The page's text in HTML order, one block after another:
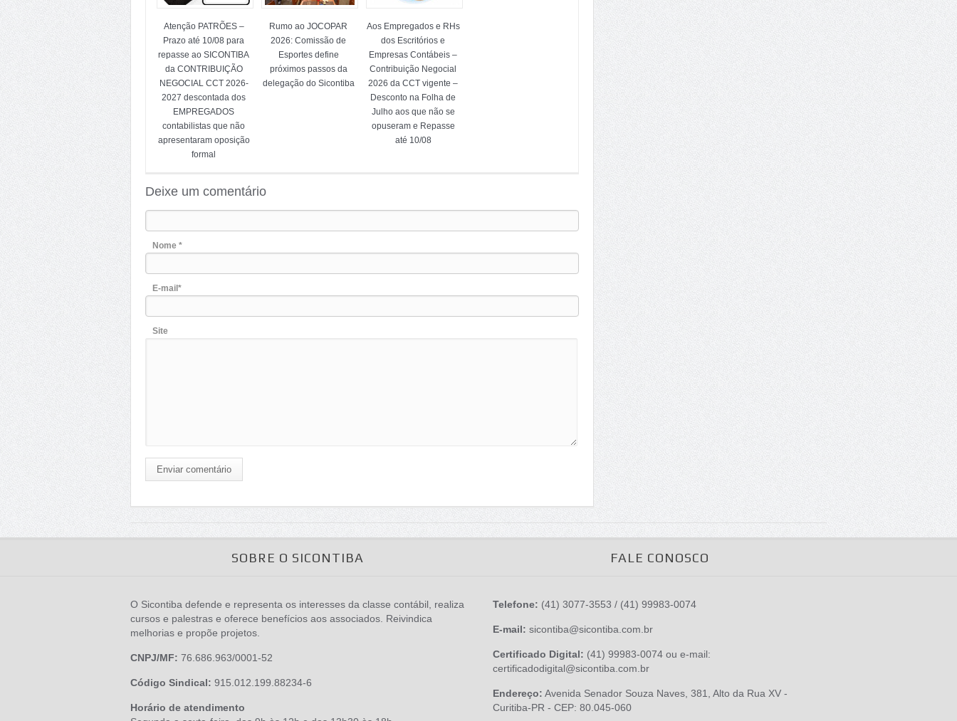
Atenção PATRÕES –
Prazo até 10/08 para
repasse ao SICONTIBA
da CONTRIBUIÇÃO
NEGOCIAL CCT 2026-
2027 descontada dos
EMPREGADOS
contabilistas que não
apresentaram oposição
formal
Rumo ao JOCOPAR
2026: Comissão de
Esportes define
próximos passos da
delegação do Sicontiba
Aos Empregados e RHs
dos Escritórios e
Empresas Contábeis –
Contribuição Negocial
2026 da CCT vigente –
Desconto na Folha de
Julho aos que não se
opuseram e Repasse
até 10/08
Deixe um comentário
Nome *
E-mail*
Site
Enviar comentário
SOBRE O SICONTIBA
O Sicontiba defende e representa os interesses da classe contábil, realiza
cursos e palestras e oferece benefícios aos associados. Reivindica
melhorias e propõe projetos.
CNPJ/MF: 76.686.963/0001-52
Código Sindical: 915.012.199.88234-6
Horário de atendimento
FALE CONOSCO
Telefone: (41) 3077-3553 / (41) 99983-0074
E-mail: sicontiba@sicontiba.com.br
Certificado Digital: (41) 99983-0074 ou e-mail:
certificadodigital@sicontiba.com.br
Endereço: Avenida Senador Souza Naves, 381, Alto da Rua XV -
Curitiba-PR - CEP: 80.045-060